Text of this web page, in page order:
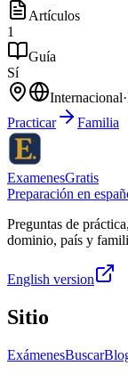
Artículos
1
Guía
Sí
Internacional·
Practicar
Familia
ExamenesGratis
Preparación en
Preguntas de
dominio, país y
English version
Sitio
ExámenesBuscar